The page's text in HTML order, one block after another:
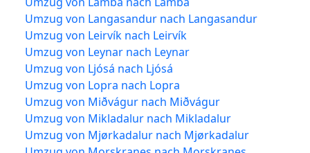
Umzug von Langasandur nach Langasandur
Umzug von Leirvík nach Leirvík
Umzug von Leynar nach Leynar
Umzug von Ljósá nach Ljósá
Umzug von Lopra nach Lopra
Umzug von Miðvágur nach Miðvágur
Umzug von Mikladalur nach Mikladalur
Umzug von Mjørkadalur nach Mjørkadalur